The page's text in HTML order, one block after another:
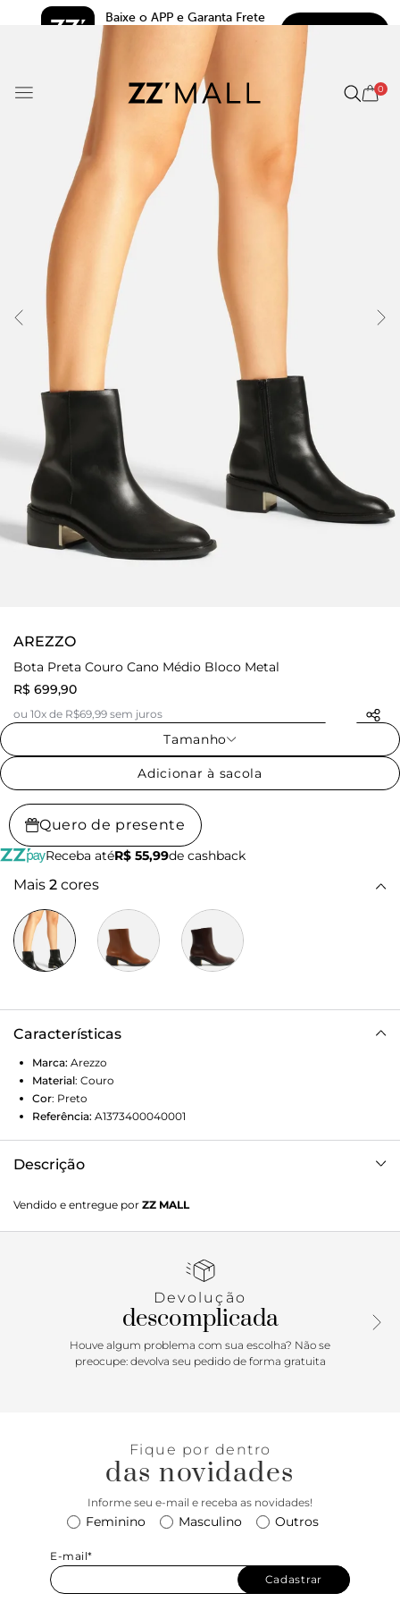
Baixe o APP e Garanta Frete
5.0
0
AREZZO
Bota Preta Couro Cano Médio Bloco Metal
R$ 699,90
ou 10x de R$69,99 sem juros
Tamanho
Adicionar à sacola
Quero de presente
Receba atéR$ 55,99de cashback
Mais 2 cores
Características
Marca: Arezzo
Material: Couro
Cor: Preto
Referência: A1373400040001
Descrição
bloco em fachete, com detalhe em metal dourado na parte
interna, e formato arredondado na ponta. Traz cabedal
Vendido e entregue por ZZ MALL
Devolução
descomplicada
Houve algum problema com sua escolha? Não se
preocupe: devolva seu pedido de forma gratuita
Fique por dentro
das novidades
Informe seu e-mail e receba as novidades!
Feminino Masculino Outros
E-mail*
Cadastrar